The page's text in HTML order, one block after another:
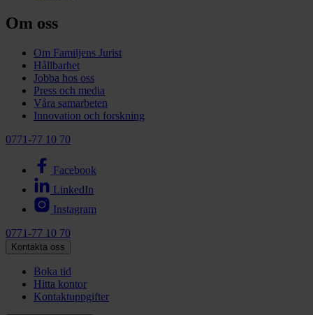
Om oss
Om Familjens Jurist
Hållbarhet
Jobba hos oss
Press och media
Våra samarbeten
Innovation och forskning
0771-77 10 70
Facebook
LinkedIn
Instagram
0771-77 10 70
Kontakta oss
Boka tid
Hitta kontor
Kontaktuppgifter